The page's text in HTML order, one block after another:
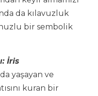
da kılavuzluk
bir sembolik
İris
yaşayan ve
kuran bir